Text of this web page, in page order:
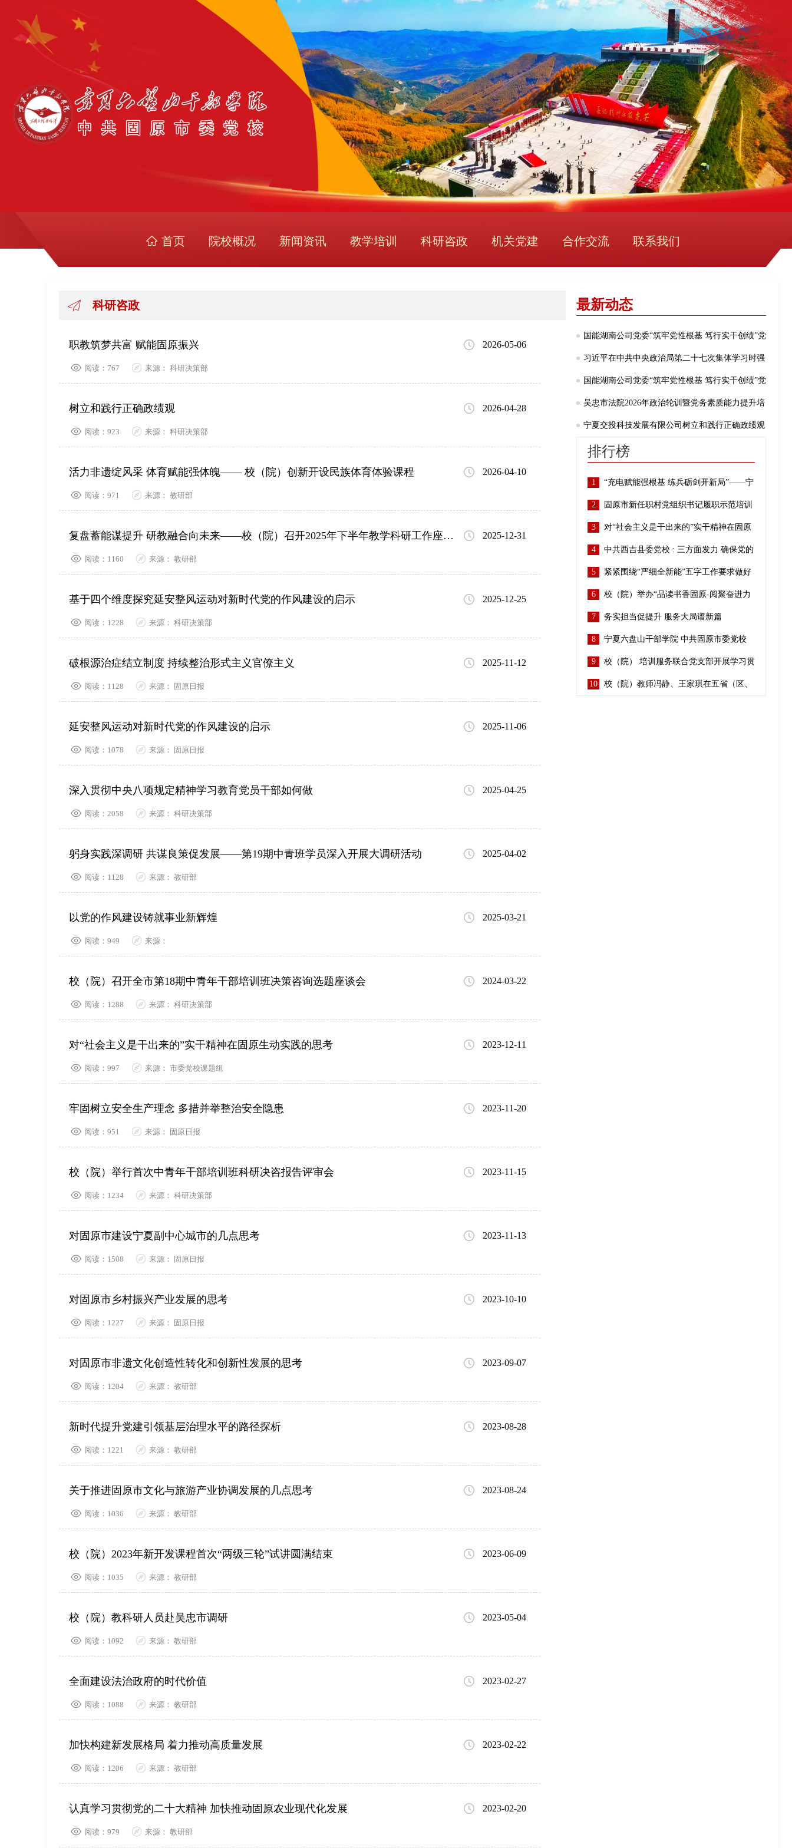
首页 院校概况 新闻资讯 教学培训 科研咨政 机关党建 合作交流 联系我们
科研咨政
职教筑梦共富 赋能固原振兴 2026-05-06
阅读：767 来源： 科研决策部
树立和践行正确政绩观 2026-04-28
阅读：923 来源： 科研决策部
活力非遗绽风采 体育赋能强体魄—— 校（院）创新开设民族体育体验课程 2026-04-10
阅读：971 来源： 教研部
复盘蓄能谋提升 研教融合向未来——校（院）召开2025年下半年教学科研工作座谈会 2025-12-31
阅读：1160 来源： 教研部
基于四个维度探究延安整风运动对新时代党的作风建设的启示 2025-12-25
阅读：1228 来源： 科研决策部
破根源治症结立制度 持续整治形式主义官僚主义 2025-11-12
阅读：1128 来源： 固原日报
延安整风运动对新时代党的作风建设的启示 2025-11-06
阅读：1078 来源： 固原日报
深入贯彻中央八项规定精神学习教育党员干部如何做 2025-04-25
阅读：2058 来源： 科研决策部
躬身实践深调研 共谋良策促发展——第19期中青班学员深入开展大调研活动 2025-04-02
阅读：1128 来源： 教研部
以党的作风建设铸就事业新辉煌 2025-03-21
阅读：949 来源：
校（院）召开全市第18期中青年干部培训班决策咨询选题座谈会 2024-03-22
阅读：1288 来源： 科研决策部
对“社会主义是干出来的”实干精神在固原生动实践的思考 2023-12-11
阅读：997 来源： 市委党校课题组
牢固树立安全生产理念 多措并举整治安全隐患 2023-11-20
阅读：951 来源： 固原日报
校（院）举行首次中青年干部培训班科研决咨报告评审会 2023-11-15
阅读：1234 来源： 科研决策部
对固原市建设宁夏副中心城市的几点思考 2023-11-13
阅读：1508 来源： 固原日报
对固原市乡村振兴产业发展的思考 2023-10-10
阅读：1227 来源： 固原日报
对固原市非遗文化创造性转化和创新性发展的思考 2023-09-07
阅读：1204 来源： 教研部
新时代提升党建引领基层治理水平的路径探析 2023-08-28
阅读：1221 来源： 教研部
关于推进固原市文化与旅游产业协调发展的几点思考 2023-08-24
阅读：1036 来源： 教研部
校（院）2023年新开发课程首次“两级三轮”试讲圆满结束 2023-06-09
阅读：1035 来源： 教研部
校（院）教科研人员赴吴忠市调研 2023-05-04
阅读：1092 来源： 教研部
全面建设法治政府的时代价值 2023-02-27
阅读：1088 来源： 教研部
加快构建新发展格局 着力推动高质量发展 2023-02-22
阅读：1206 来源： 教研部
认真学习贯彻党的二十大精神 加快推动固原农业现代化发展 2023-02-20
阅读：979 来源： 教研部
最新动态
国能湖南公司党委“筑牢党性根基 笃行实干创绩”党
性教育培训班（第三期 ）在宁夏六盘山干部学院开
班
习近平在中共中央政治局第二十七次集体学习时强
调 强化政治引领 深化创新发展 高质量推进国防和军
队现代化
国能湖南公司党委“筑牢党性根基 笃行实干创绩”党
性教育培训班（第二期 ）在宁夏六盘山干部学院开
班
吴忠市法院2026年政治轮训暨党务素质能力提升培
训班在宁夏六盘山干部学院开班
宁夏交投科技发展有限公司树立和践行正确政绩观
学习教育暨2026年政治理论培训班在宁夏六盘山干部
排行榜
1 “充电赋能强根基 练兵砺剑开新局”——宁
夏六盘山干部学院教学助理能力素质提升
培训班之业务赋能”
2 固原市新任职村党组织书记履职示范培训
班开班
3 对“社会主义是干出来的”实干精神在固原
生动实践的思考
4 中共西吉县委党校 : 三方面发力 确保党的
二十大精神入心入脑
5 紧紧围绕“严细全新能”五字工作要求做好
培训工作
6 校（院）举办“品读书香固原·阅聚奋进力
量”主题读书分享活动
7 务实担当促提升 服务大局谱新篇
8 宁夏六盘山干部学院 中共固原市委党校
（行政学院）举行2026年春季学期开学典
礼
9 校（院） 培训服务联合党支部开展学习贯
彻党的二十大精神主题党日活动
10 校（院）教师冯静、王家琪在五省（区、